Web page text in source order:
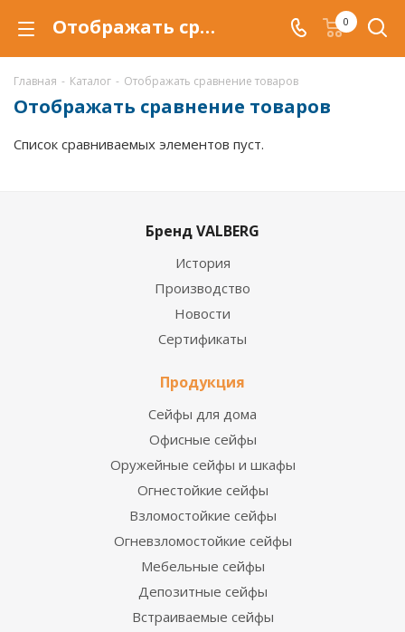
Отображать сравнение товаров 0
Главная - Каталог - Отображать сравнение товаров
Отображать сравнение товаров
Список сравниваемых элементов пуст.
Бренд VALBERG
История
Производство
Новости
Сертификаты
Продукция
Сейфы для дома
Офисные сейфы
Оружейные сейфы и шкафы
Огнестойкие сейфы
Взломостойкие сейфы
Огневзломостойкие сейфы
Мебельные сейфы
Депозитные сейфы
Встраиваемые сейфы